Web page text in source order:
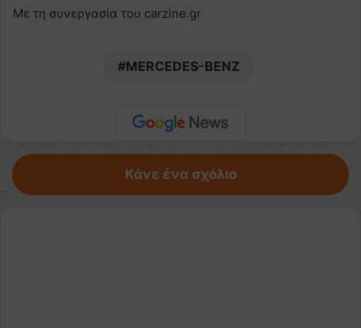
Με τη συνεργασία του carzine.gr
MERCEDES-BENZ
Κάνε ένα σχόλιο